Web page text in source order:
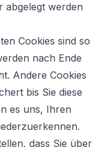
abgelegt werden
Cookies sind so
nach Ende
Andere Cookies
bis Sie diese
es uns, Ihren
dass Sie über